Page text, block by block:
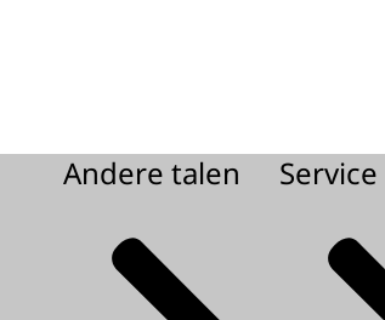
Andere talen Service